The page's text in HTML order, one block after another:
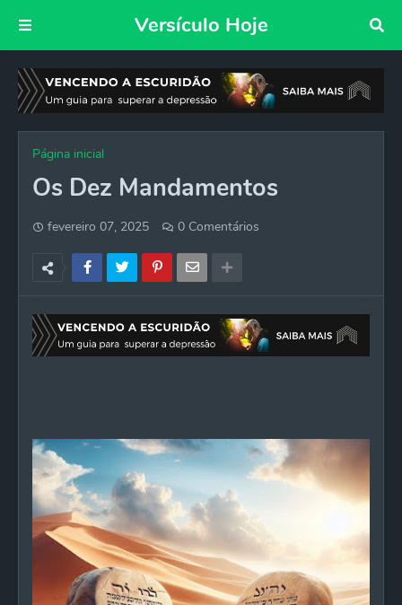
Versículo Hoje
Página inicial
Os Dez Mandamentos
fevereiro 07, 2025 0 Comentários